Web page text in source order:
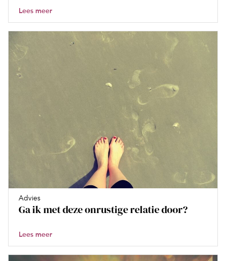
Lees meer
Advies
Ga ik met deze onrustige relatie door?
Lees meer